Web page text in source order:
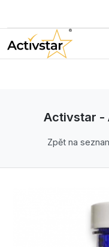
Activstar -
Zpět na